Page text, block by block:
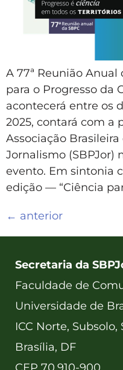
A 77ª Reunião Anual
para o Progresso da
acontecerá entre os
2025, contará com a
Associação
Jornalismo (SBPJor)
evento. Em sintonia
edição — “Ciência
← anterior
Secretaria da
Faculdade de
Universidade de
ICC Norte, Subsolo,
Brasília, DF